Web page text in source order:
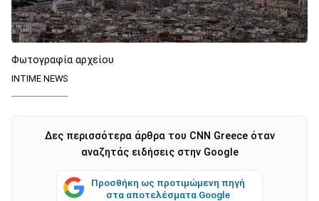
Φωτογραφία αρχείου
INTIME NEWS
Δες περισσότερα άρθρα του CNN Greece όταν
αναζητάς ειδήσεις στην Google
Προσθήκη ως προτιμώμενη πηγή
στα αποτελέσματα Google